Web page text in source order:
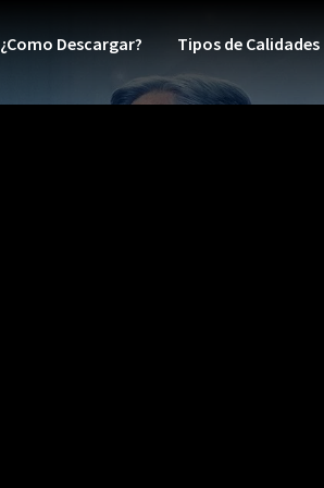
¿Como Descargar? Tipos de Calidades